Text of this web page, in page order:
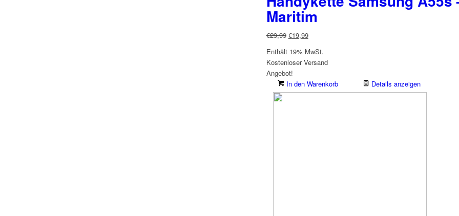
Maritim
€29,99 Ursprünglicher
war:
€29,99
€19,99Aktueller
ist:
€19,99.
Enthält 19% MwSt.
Kostenloser Versand
Angebot!
In den Warenkorb
Details anzeigen